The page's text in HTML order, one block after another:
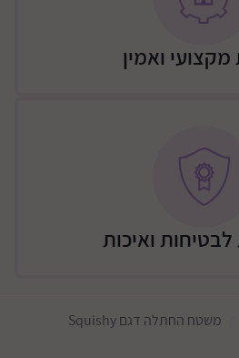
מקצועי ואמין
ואיכות
משטח החתלה דגם Squishy